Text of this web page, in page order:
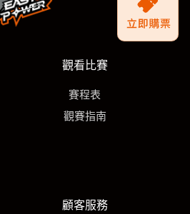
觀看比賽
賽程表
觀賽指南
顧客服務